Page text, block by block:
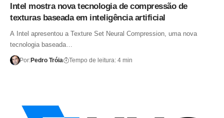
Intel mostra nova tecnologia de compressão de
texturas baseada em inteligência artificial
A Intel apresentou a Texture Set Neural Compression, uma nova
tecnologia baseada…
Por:Pedro Tróia Tempo de leitura: 4 min